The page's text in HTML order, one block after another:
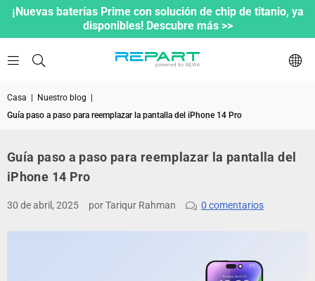
¡Nuevas baterías Prime con solución de chip de titanio, ya
disponibles! Descubre más >>
Casa Nuestro blog
Guía paso a paso para reemplazar la pantalla del iPhone 14 Pro
Guía paso a paso para reemplazar la pantalla del
iPhone 14 Pro
30 de abril, 2025 por Tariqur Rahman 0 comentarios